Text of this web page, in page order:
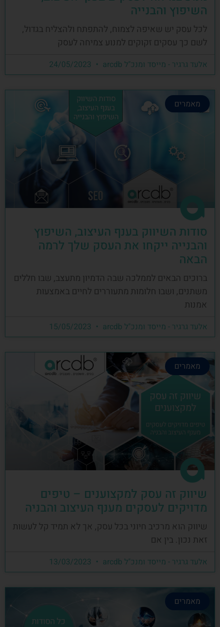
השיפוץ והבנייה
לכל עסק יש שאיפה לצמוח, להתפתח ולהצליח בגדול,
לשם כך עסקים זקוקים למנוע צמיחה לעסק
אלעד גרגיר - מייסד ומנכ"ל arcdb
מאמרים
סודות השיווק בענף העיצוב, השיפוץ
והבנייה ייקחו את העסק שלך לרמה
הבאה
ברוכים הבאים לממלכה שבה הדמיון מתעצב, שבו חללים
משתנים, ושבו חלומות מתעוררים לחיים באמצעות
אמנות
אלעד גרגיר - מייסד ומנכ"ל arcdb
מאמרים
שיווק זה עסק למקצוענים – טיפים
מדויקים לעסקים מענף העיצוב והבניה
שיווק הוא מרכיב חיוני בכל עסק, אך לא תמיד קל לעשות
זאת נכון. בין אם
אלעד גרגיר - מייסד ומנכ"ל arcdb
מאמרים